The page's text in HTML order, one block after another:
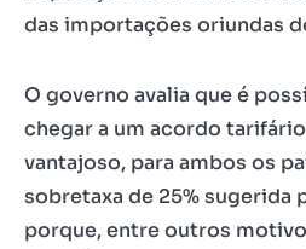
das importações oriundas
O governo avalia que é
chegar a um acordo
vantajoso, para ambos os
sobretaxa de 25% sugerida
porque, entre outros